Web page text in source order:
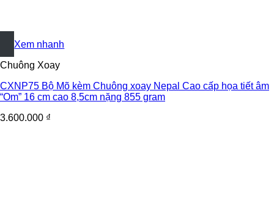
+
Xem nhanh
Chuông Xoay
CXNP75 Bộ Mõ kèm Chuông xoay Nepal Cao cấp họa tiết âm
“Om” 16 cm cao 8,5cm nặng 855 gram
3.600.000 ₫